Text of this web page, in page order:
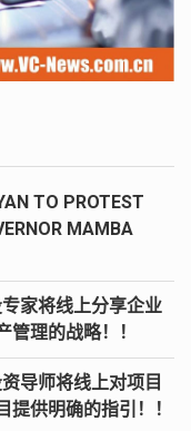
TO PROTEST
MAMBA
家将线上分享企业
理的战略！！
导师将线上对项目
供明确的指引！！